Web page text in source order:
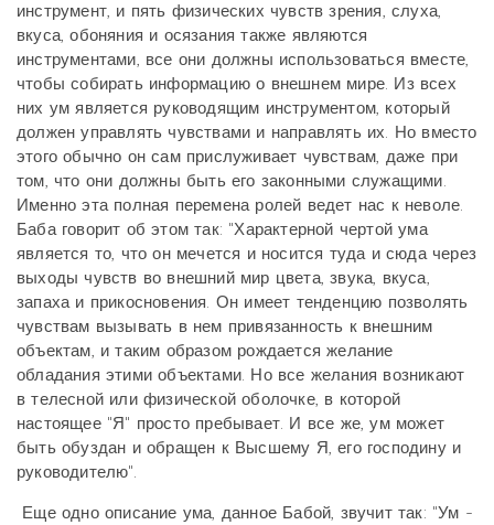
инструмент, и пять физических чувств зрения, слуха,
вкуса, обоняния и осязания также являются
инструментами, все они должны использоваться вместе,
чтобы собирать информацию о внешнем мире. Из всех
них ум является руководящим инструментом, который
должен управлять чувствами и направлять их. Но вместо
этого обычно он сам прислуживает чувствам, даже при
том, что они должны быть его законными служащими.
Именно эта полная перемена ролей ведет нас к неволе.
Баба говорит об этом так: "Характерной чертой ума
является то, что он мечется и носится туда и сюда через
выходы чувств во внешний мир цвета, звука, вкуса,
запаха и прикосновения. Он имеет тенденцию позволять
чувствам вызывать в нем привязанность к внешним
объектам, и таким образом рождается желание
обладания этими объектами. Но все желания возникают
в телесной или физической оболочке, в которой
настоящее "Я" просто пребывает. И все же, ум может
быть обуздан и обращен к Высшему Я, его господину и
руководителю".
Еще одно описание ума, данное Бабой, звучит так: "Ум -